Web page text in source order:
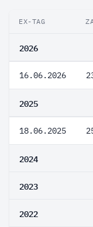
EX-TAG
2026
16.06.2026
2025
18.06.2025
2024
2023
2022